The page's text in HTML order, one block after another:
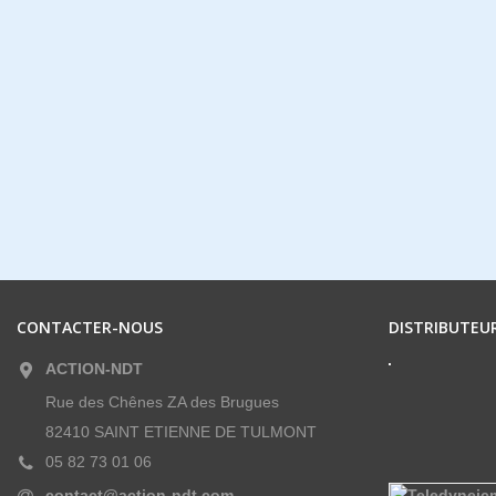
CONTACTER-NOUS
ACTION-NDT
Rue des Chênes ZA des Brugues
82410 SAINT ETIENNE DE TULMONT
05 82 73 01 06